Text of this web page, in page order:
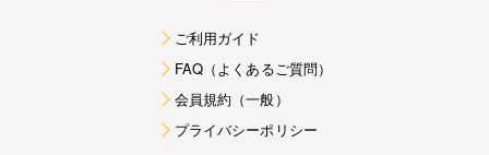
ご利用ガイド
FAQ（よくあるご質問）
会員規約（一般）
プライバシーポリシー